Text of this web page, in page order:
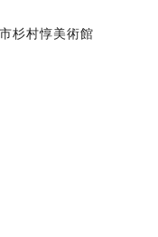
杉村惇美術館